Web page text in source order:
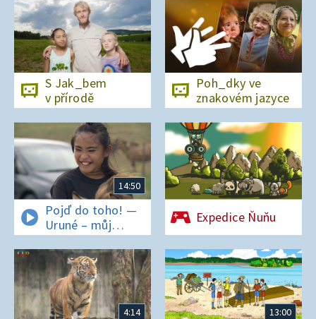
S Jak_bem
v přírodě
Poh_dky ve
znakovém jazyce
14:50
Pojď do toho! —
Uruné – můj
horský koník
Expedice Ňuňu
4:14 13:00